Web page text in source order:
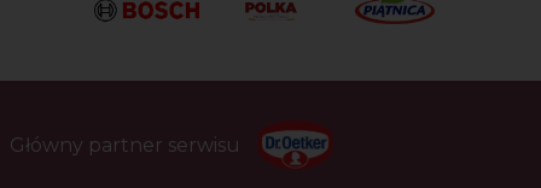
Główny partner serwisu